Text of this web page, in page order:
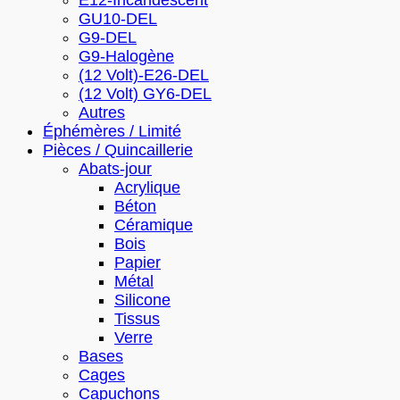
GU10-DEL
G9-DEL
G9-Halogène
(12 Volt)-E26-DEL
(12 Volt) GY6-DEL
Autres
Éphémères / Limité
Pièces / Quincaillerie
Abats-jour
Acrylique
Béton
Céramique
Bois
Papier
Métal
Silicone
Tissus
Verre
Bases
Cages
Capuchons